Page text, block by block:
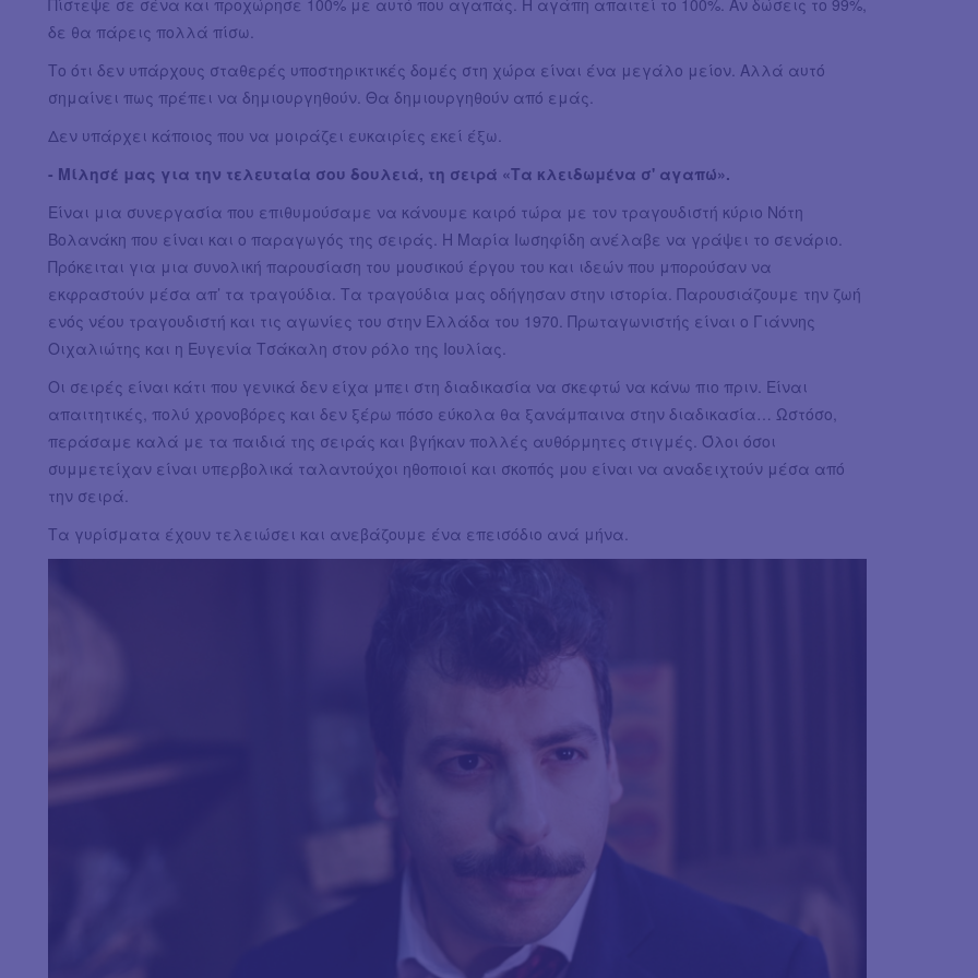
δε θα πάρεις πολλά πίσω.
Το ότι δεν υπάρχους σταθερές υποστηρικτικές δομές στη χώρα είναι ένα μεγάλο μείον. Αλλά αυτό
σημαίνει πως πρέπει να δημιουργηθούν. Θα δημιουργηθούν από εμάς.
Δεν υπάρχει κάποιος που να μοιράζει ευκαιρίες εκεί έξω.
- Μίλησέ μας για την τελευταία σου δουλειά, τη σειρά «Τα κλειδωμένα σ' αγαπώ».
Είναι μια συνεργασία που επιθυμούσαμε να κάνουμε καιρό τώρα με τον τραγουδιστή κύριο Νότη
Βολανάκη που είναι και ο παραγωγός της σειράς. Η Μαρία Ιωσηφίδη ανέλαβε να γράψει το σενάριο.
Πρόκειται για μια συνολική παρουσίαση του μουσικού έργου του και ιδεών που μπορούσαν να
εκφραστούν μέσα απ’ τα τραγούδια. Τα τραγούδια μας οδήγησαν στην ιστορία. Παρουσιάζουμε την ζωή
ενός νέου τραγουδιστή και τις αγωνίες του στην Ελλάδα του 1970. Πρωταγωνιστής είναι ο Γιάννης
Οιχαλιώτης και η Ευγενία Τσάκαλη στον ρόλο της Ιουλίας.
Οι σειρές είναι κάτι που γενικά δεν είχα μπει στη διαδικασία να σκεφτώ να κάνω πιο πριν. Είναι
απαιτητικές, πολύ χρονοβόρες και δεν ξέρω πόσο εύκολα θα ξανάμπαινα στην διαδικασία… Ωστόσο,
περάσαμε καλά με τα παιδιά της σειράς και βγήκαν πολλές αυθόρμητες στιγμές. Όλοι όσοι
συμμετείχαν είναι υπερβολικά ταλαντούχοι ηθοποιοί και σκοπός μου είναι να αναδειχτούν μέσα από
την σειρά.
Τα γυρίσματα έχουν τελειώσει και ανεβάζουμε ένα επεισόδιο ανά μήνα.